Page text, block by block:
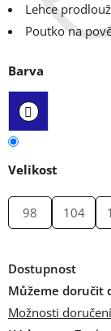
Lehce
Poutko na
Barva
Velikost
98 104
Dostupnost
Můžeme doručit
Možnosti doručení